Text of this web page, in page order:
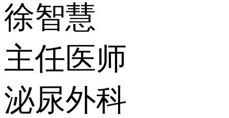
徐智慧
主任医师
泌尿外科